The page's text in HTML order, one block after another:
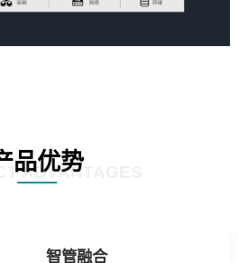
品优势
ADVANTAGES
智管融合